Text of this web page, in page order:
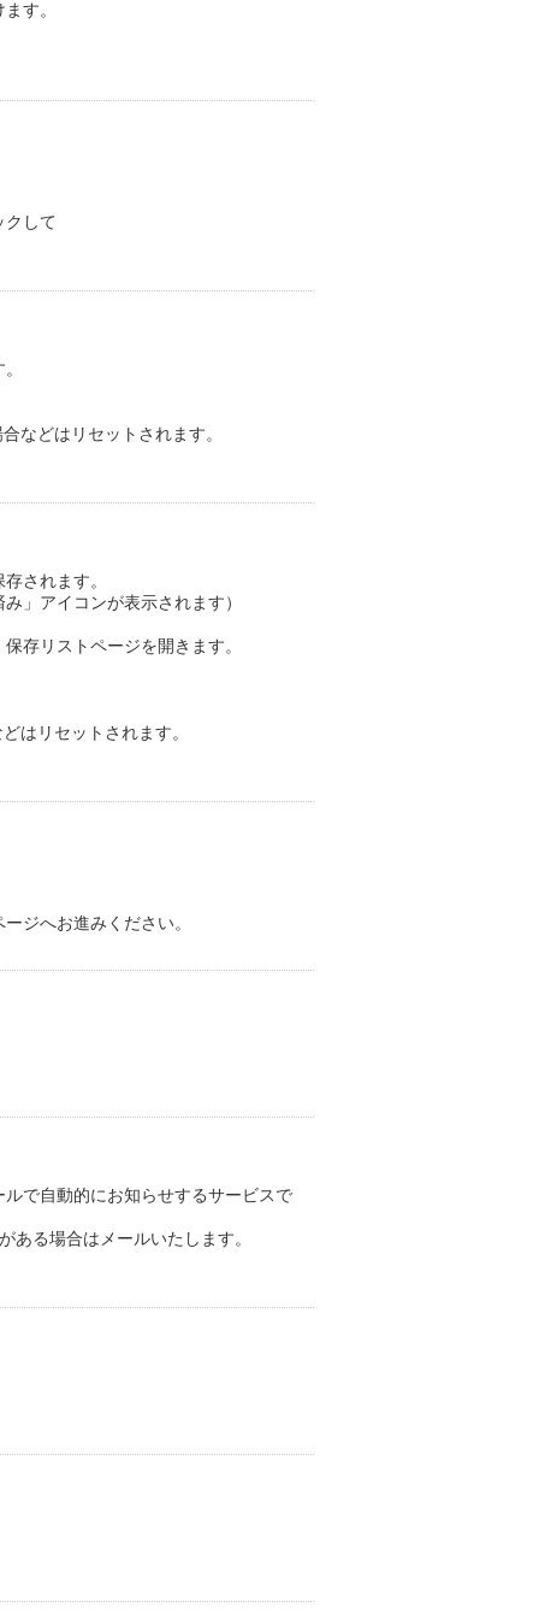
す。
クして
などはリセットされます。
されます。
」アイコンが表示されます）
存リストページを開きます。
はリセットされます。
ジへお進みください。
で自動的にお知らせするサービスで
る場合はメールいたします。